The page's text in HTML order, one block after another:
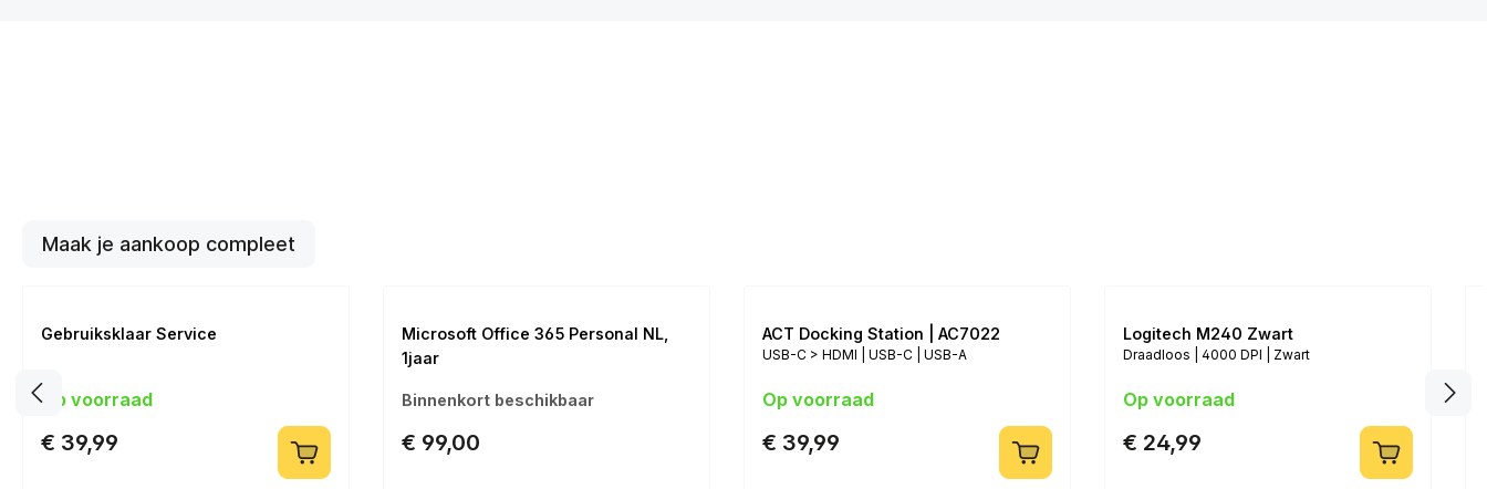
Maak je aankoop compleet
Gebruiksklaar Service
Op voorraad
€ 39,99
Microsoft Office 365 Personal NL,
1jaar
Binnenkort beschikbaar
€ 99,00
ACT Docking Station | AC7022
USB-C > HDMI | USB-C | USB-A
Op voorraad
€ 39,99
Logitech M240 Zwart
Draadloos | 4000 DPI | Zwart
Op voorraad
€ 24,99